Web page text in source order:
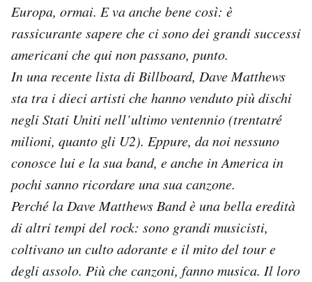
Europa, ormai. E va anche bene così: è
rassicurante sapere che ci sono dei grandi successi
americani che qui non passano, punto.
In una recente lista di Billboard, Dave Matthews
sta tra i dieci artisti che hanno venduto più dischi
negli Stati Uniti nell’ultimo ventennio (trentatré
milioni, quanto gli U2). Eppure, da noi nessuno
conosce lui e la sua band, e anche in America in
pochi sanno ricordare una sua canzone.
Perché la Dave Matthews Band è una bella eredità
di altri tempi del rock: sono grandi musicisti,
coltivano un culto adorante e il mito del tour e
degli assolo. Più che canzoni, fanno musica. Il loro